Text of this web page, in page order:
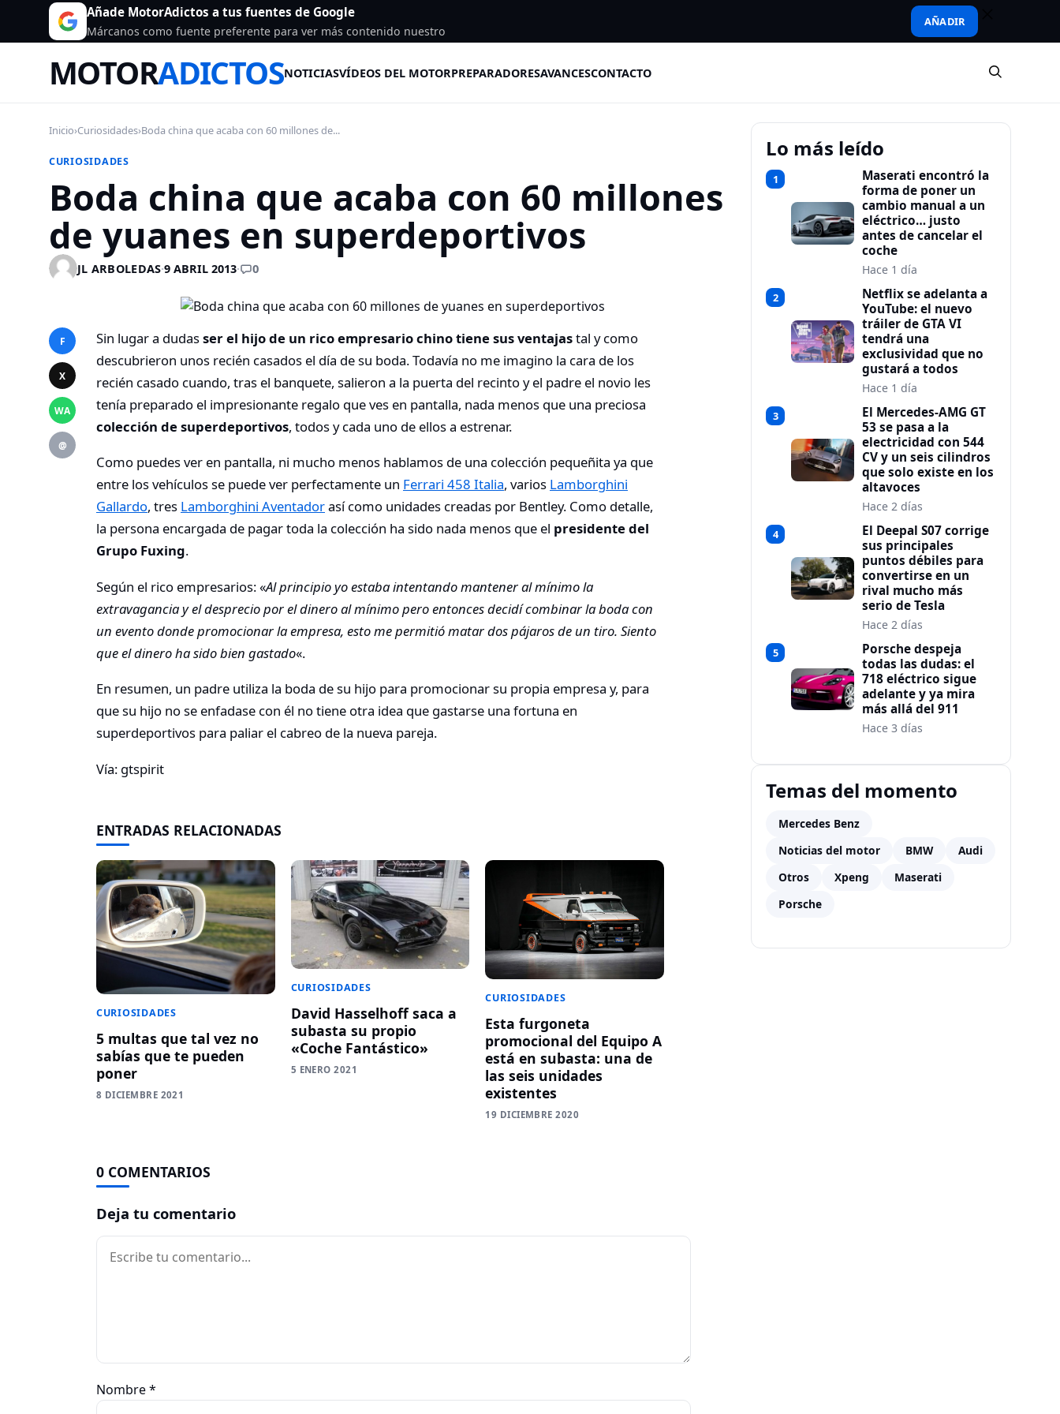
Añade MotorAdictos a tus fuentes de Google
Márcanos como fuente preferente para ver más contenido nuestro
AÑADIR
MOTORADICTOSNOTICIASVÍDEOS DEL MOTORPREPARADORESAVANCESCONTACTO
Inicio›Curiosidades›Boda china que acaba con 60 millones de...
CURIOSIDADES
Boda china que acaba con 60 millones
de yuanes en superdeportivos
JL ARBOLEDAS·9 ABRIL 2013· 0
F
X
WA
@
Sin lugar a dudasser el hijo de un rico empresario chino tiene sus ventajastal y como
descubrieron unos recién casados el día de su boda. Todavía no me imagino la cara de los
recién casado cuando, tras el banquete, salieron a la puerta del recinto y el padre el novio les
tenía preparado el impresionante regalo que ves en pantalla, nada menos que una preciosa
colección de superdeportivos, todos y cada uno de ellos a estrenar.
Como puedes ver en pantalla, ni mucho menos hablamos de una colección pequeñita ya que
entre los vehículos se puede ver perfectamente un Ferrari 458 Italia, varios Lamborghini
Gallardo, tres Lamborghini Aventadorasí como unidades creadas por Bentley. Como detalle,
la persona encargada de pagar toda la colección ha sido nada menos que el presidente del
Grupo Fuxing.
Según el rico empresarios: «Al principio yo estaba intentando mantener al mínimo la
extravagancia y el desprecio por el dinero al mínimo pero entonces decidí combinar la boda con
un evento donde promocionar la empresa, esto me permitió matar dos pájaros de un tiro. Siento
que el dinero ha sido bien gastado«.
En resumen, un padre utiliza la boda de su hijo para promocionar su propia empresa y, para
que su hijo no se enfadase con él no tiene otra idea que gastarse una fortuna en
superdeportivos para paliar el cabreo de la nueva pareja.
Vía: gtspirit
ENTRADAS RELACIONADAS
CURIOSIDADES
5 multas que tal vez no
sabías que te pueden
poner
8 DICIEMBRE 2021
CURIOSIDADES
David Hasselhoff saca a
subasta su propio
«Coche Fantástico»
5 ENERO 2021
CURIOSIDADES
Esta furgoneta
promocional del Equipo A
está en subasta: una de
las seis unidades
existentes
19 DICIEMBRE 2020
0 COMENTARIOS
Deja tu comentario
Comentario
Nombre*
Lo más leído
1
Maserati encontró la
forma de poner un
cambio manual a un
eléctrico… justo
antes de cancelar el
coche
Hace 1 día
2
Netflix se adelanta a
YouTube: el nuevo
tráiler de GTA VI
tendrá una
exclusividad que no
gustará a todos
Hace 1 día
3
El Mercedes-AMG GT
53 se pasa a la
electricidad con 544
CV y un seis cilindros
que solo existe en los
altavoces
Hace 2 días
4
El Deepal S07 corrige
sus principales
puntos débiles para
convertirse en un
rival mucho más
serio de Tesla
Hace 2 días
5
Porsche despeja
todas las dudas: el
718 eléctrico sigue
adelante y ya mira
más allá del 911
Hace 3 días
Temas del momento
Mercedes Benz
Noticias del motor
BMW
Audi
Otros
Xpeng
Maserati
Porsche